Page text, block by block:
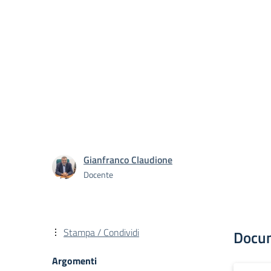
Gianfranco Claudione
Docente
Stampa / Condividi
Argomenti